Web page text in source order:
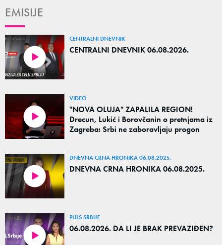
EMISIJE
CENTRALNI DNEVNIK
CENTRALNI DNEVNIK 06.08.2026.
VIDEO
"NOVA OLUJA" ZAPALILA REGION!
Drecun, Lukić i Borovčanin o pretnjama iz
Zagreba: Srbi ne zaboravljaju progon
DNEVNA CRNA HRONIKA 06.08.2025.
DNEVNA CRNA HRONIKA 06.08.2025.
PULS SRBIJE
06.08.2026. DA LI JE BRAK PREVAZIĐEN?